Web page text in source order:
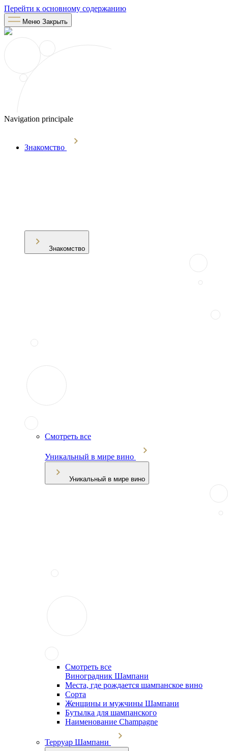
Перейти к основному содержанию
Меню Закрыть
Navigation principale
Знакомство
Знакомство
Смотреть все
Уникальный в мире вино
Уникальный в мире вино
Смотреть все
Виноградник Шампани
Места, где рождается шампанское вино
Сорта
Женщины и мужчины Шампани
Бутылка для шампанского
Наименование Champagne
Терруар Шампани